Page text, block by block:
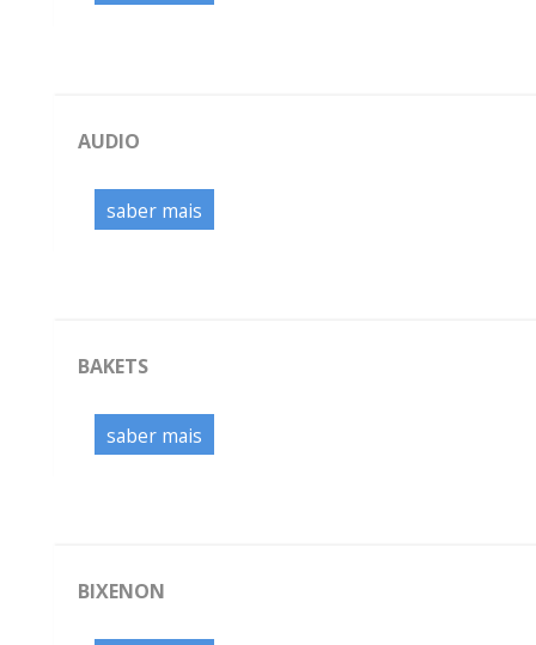
AUDIO
saber mais
BAKETS
saber mais
BIXENON